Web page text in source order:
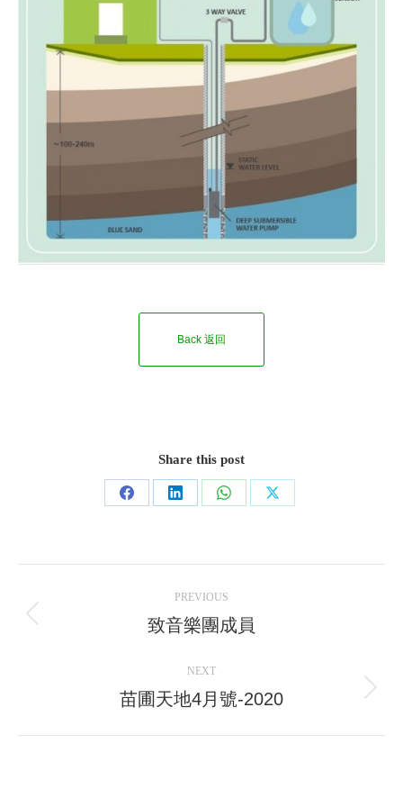
Back 返回
Share this post
Share
Share
Share
Share
navigation
PREVIOUS
Previous
致音樂團成員
NEXT
Next
苗圃天地4月號-2020